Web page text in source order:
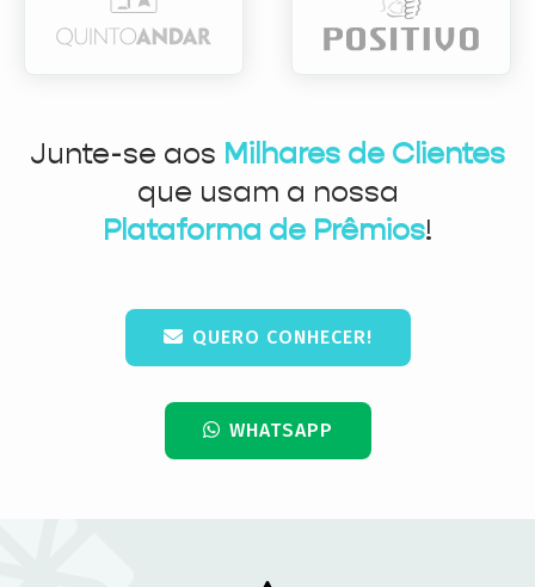
Junte-se aos Milhares de Clientes
que usam a nossa
Plataforma de Prêmios!
QUERO CONHECER!
WHATSAPP